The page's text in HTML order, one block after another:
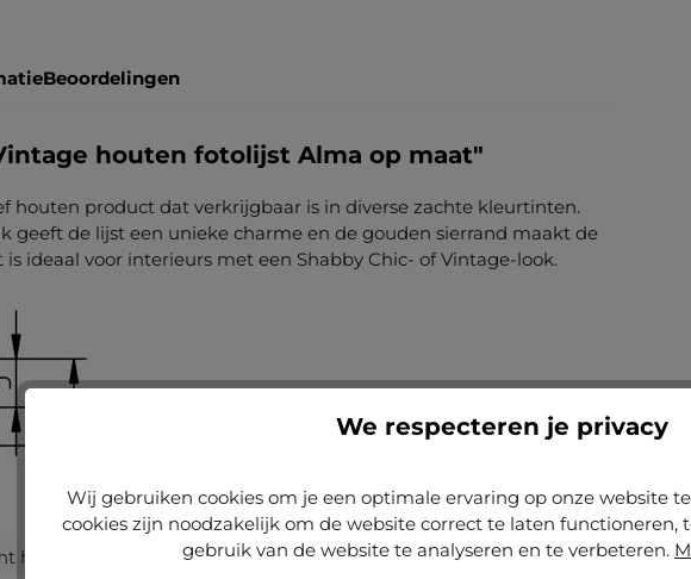
Beoordelingen
houten fotolijst Alma op maat"
houten product dat verkrijgbaar is in diverse zachte kleurtinten.
geeft de lijst een unieke charme en de gouden sierrand maakt de
ideaal voor interieurs met een Shabby Chic- of Vintage-look.
hout
We respecteren je privacy
Wij gebruiken cookies om je een optimale ervaring op onze website
cookies zijn noodzakelijk om de website correct te laten functioneren,
gebruik van de website te analyseren en te verbeteren.